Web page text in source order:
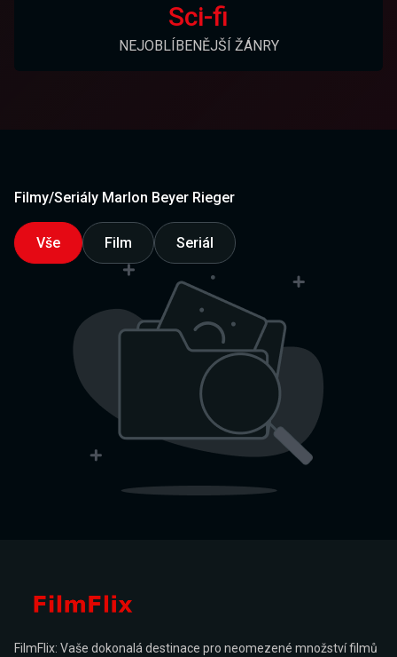
Sci-fi
NEJOBLÍBENĚJŠÍ ŽÁNRY
Filmy/Seriály Marlon Beyer Rieger
Vše Film Seriál
FilmFlix: Vaše dokonalá destinace pro neomezené množství filmů